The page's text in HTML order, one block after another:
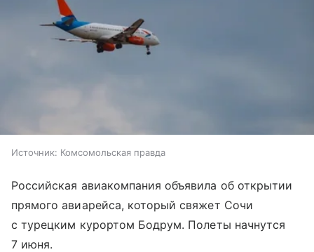
Источник: Комсомольская правда
Российская авиакомпания объявила об открытии
прямого авиарейса, который свяжет Сочи
с турецким курортом Бодрум. Полеты начнутся
7 июня.